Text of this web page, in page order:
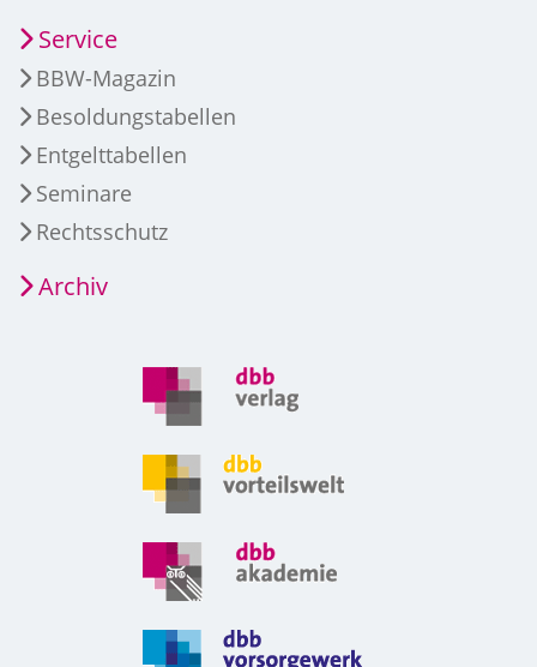
Service
BBW-Magazin
Besoldungstabellen
Entgelttabellen
Seminare
Rechtsschutz
Archiv